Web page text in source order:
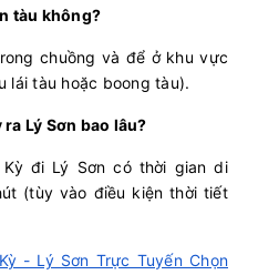
tàu không?
chuồng và để ở khu vực
lái tàu hoặc boong tàu).
Lý Sơn bao lâu?
Kỳ đi Lý Sơn có thời gian di
(tùy vào điều kiện thời tiết
- Lý Sơn Trực Tuyến Chọn